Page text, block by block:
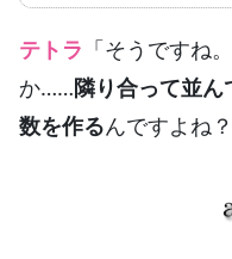
テトラ 「そうですね
か……隣り合って並
数を作るんですよね？